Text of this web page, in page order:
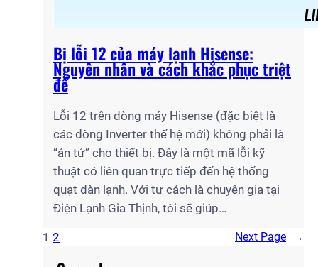
Bị lỗi 12 của máy lạnh Hisense:
Nguyên nhân và cách khắc phục triệt
để
Lỗi 12 trên dòng máy Hisense (đặc biệt là
các dòng Inverter thế hệ mới) không phải là
“án tử” cho thiết bị. Đây là một mã lỗi kỹ
thuật có liên quan trực tiếp đến hệ thống
quạt dàn lạnh. Với tư cách là chuyên gia tại
Điện Lạnh Gia Thịnh, tôi sẽ giúp…
1 2 Next Page →